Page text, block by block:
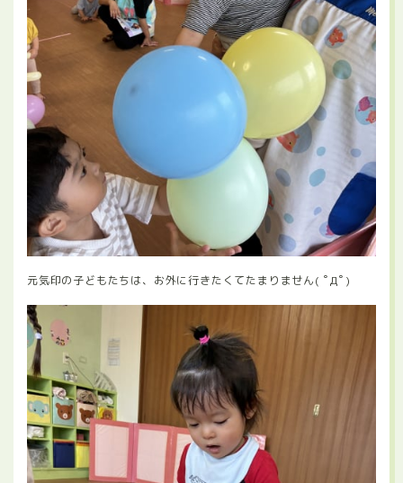
元気印の子どもたちは、お外に行きたくてたまりません( ﾟДﾟ)